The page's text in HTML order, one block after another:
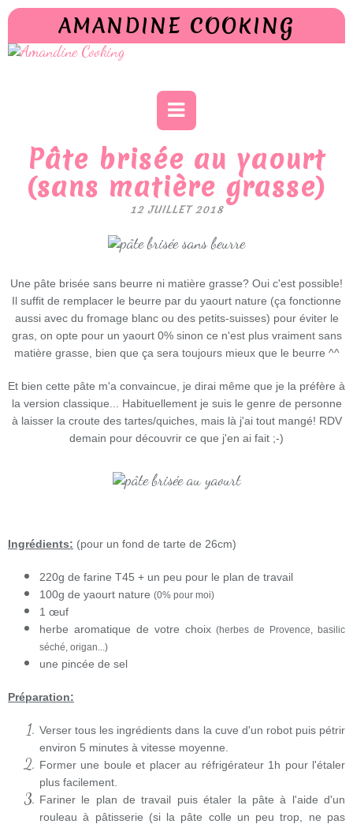
AMANDINE COOKING
Pâte brisée au yaourt
(sans matière grasse)
12 JUILLET 2018
Une pâte brisée sans beurre ni matière grasse? Oui c'est possible!
Il suffit de remplacer le beurre par du yaourt nature (ça fonctionne
aussi avec du fromage blanc ou des petits-suisses) pour éviter le
gras, on opte pour un yaourt 0% sinon ce n'est plus vraiment sans
matière grasse, bien que ça sera toujours mieux que le beurre ^^
Et bien cette pâte m'a convaincue, je dirai même que je la préfère à
la version classique... Habituellement je suis le genre de personne
à laisser la croute des tartes/quiches, mais là j'ai tout mangé! RDV
demain pour découvrir ce que j'en ai fait ;-)
Ingrédients: (pour un fond de tarte de 26cm)
220g de farine T45 + un peu pour le plan de travail
100g de yaourt nature (0% pour moi)
1 œuf
herbe aromatique de votre choix(herbes de Provence, basilic
séché, origan...)
une pincée de sel
Préparation:
Verser tous les ingrédients dans la cuve d'un robot puis pétrir
environ 5 minutes à vitesse moyenne.
Former une boule et placer au réfrigérateur 1h pour l'étaler
plus facilement.
Fariner le plan de travail puis étaler la pâte à l'aide d'un
rouleau à pâtisserie (si la pâte colle un peu trop, ne pas